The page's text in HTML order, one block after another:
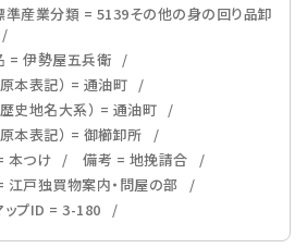
準産業分類 = 5139その他の身の回り品卸
= 伊勢屋五兵衛
本表記） = 通油町
史地名大系） = 通油町
本表記） = 御櫛卸所
本つけ
備考 = 地挽請合
江戸独買物案内・問屋の部
ップID = 3-180